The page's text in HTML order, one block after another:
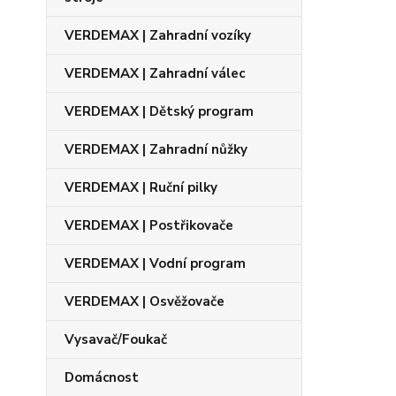
VERDEMAX | Zahradní vozíky
VERDEMAX | Zahradní válec
VERDEMAX | Dětský program
VERDEMAX | Zahradní nůžky
VERDEMAX | Ruční pilky
VERDEMAX | Postřikovače
VERDEMAX | Vodní program
VERDEMAX | Osvěžovače
Vysavač/Foukač
Domácnost